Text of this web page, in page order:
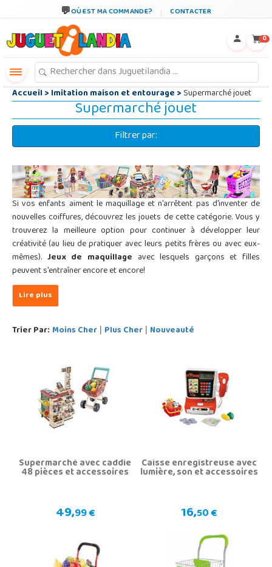
OÙ EST MA COMMANDE? CONTACTER
0
Accueil>Imitation maison et entourage>Supermarché jouet
Supermarché jouet
Filtrer par:
Si vos enfants aiment le maquillage et n'arrêtent pas d'inventer de
nouvelles coiffures, découvrez les jouets de cette catégorie. Vous y
trouverez la meilleure option pour continuer à développer leur
créativité (au lieu de pratiquer avec leurs petits frères ou avec eux-
mêmes). Jeux de maquillage avec lesquels garçons et filles
peuvent s'entraîner encore et encore!
Trier Par: Moins Cher | Plus Cher | Nouveauté
Supermarché avec caddie
48 pièces et accessoires
49,99 €
Caisse enregistreuse avec
lumière, son et accessoires
16,50 €